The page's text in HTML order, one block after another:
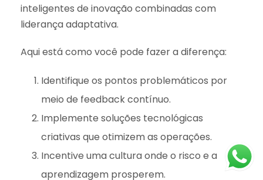
inteligentes de inovação combinadas com
liderança adaptativa.
Aqui está como você pode fazer a diferença:
Identifique os pontos problemáticos por
meio de feedback contínuo.
Implemente soluções tecnológicas
criativas que otimizem as operações.
Incentive uma cultura onde o risco e a
aprendizagem prosperem.